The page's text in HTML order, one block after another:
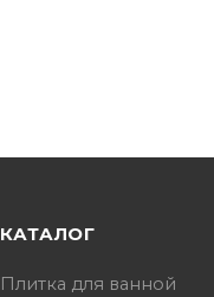
КАТАЛОГ
Плитка для ванной